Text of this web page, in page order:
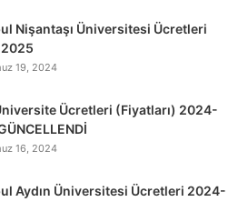
Nişantaşı Üniversitesi Ücretleri
19, 2024
Ücretleri (Fiyatları) 2024-
16, 2024
Aydın Üniversitesi Ücretleri 2024-